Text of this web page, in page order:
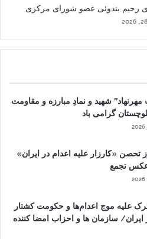
رحیم بندوئی عضو شورای مرکزی
مهرنهاد” شهید و نمادِ مبارزه و مقاومت
گرامی باد
تحصن «کارزار علیه اعدام در ایران»
تجمع
علیه موج اعدام‌ها و حکومت کشتار
ایران/ سازمان ها و احزاب امضا کننده